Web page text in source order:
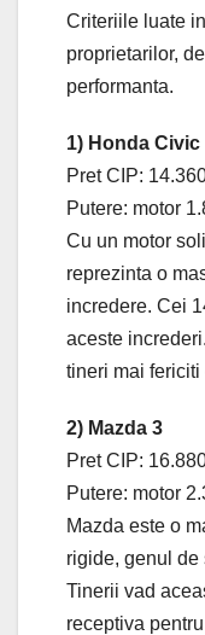
Criteriile luate
proprietarilor,
performanta.
1) Honda Civic
Pret CIP:
Putere: motor
Cu un motor
reprezinta o
incredere. Cei
aceste
tineri mai
2) Mazda 3
Pret CIP:
Putere: motor
Mazda este o
rigide, genul de
Tinerii vad
receptiva